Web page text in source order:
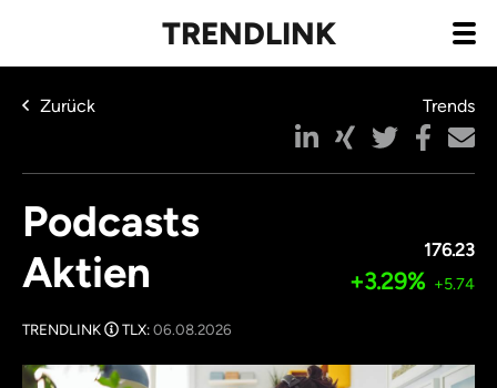
TRENDLINK
Zurück Trends
Podcasts
Aktien
TRENDLINK TLX:06.08.2026
176.23
+3.29% +5.74